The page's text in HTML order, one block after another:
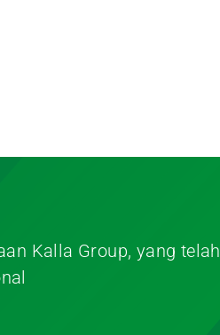
Kalla Group, yang telah